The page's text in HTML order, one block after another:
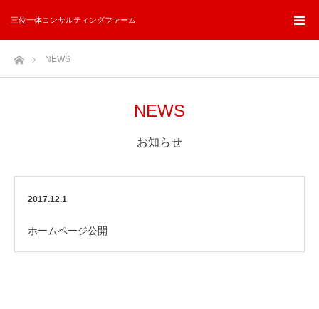
三位一体コンサルティングファーム
ホームNEWS
NEWS
お知らせ
2017.12.1
ホームページ公開